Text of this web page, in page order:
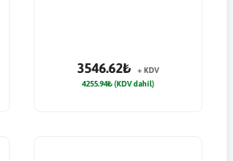
3546.62₺
+ KDV
4255.94₺ (KDV dahil)